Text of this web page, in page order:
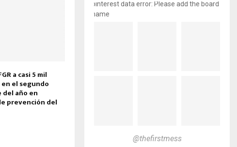
a casi 5 mil
el segundo
año en
prevención del
pinterest data error: Please add the board
name
@thefirstmess